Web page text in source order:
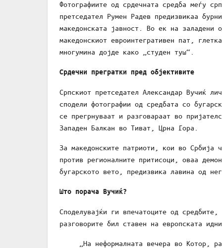
Фотографиите од срдечната средба меѓу
претседател Румен Радев предизвикаа
македонската јавност. Во ек на заладени
македонскиот евроинтегративен пат,
многумина дојде како „студен туш“.
Срдечни прегратки пред објективите
Српскиот претседател Александар Вучиќ
сподели фотографии од средбата со
се прегрнуваат и разговараат во
Западен Балкан во Тиват, Црна Гора.
За македонските патриоти, кои во Србија
против регионалните притисоци, оваа
бугарското вето, предизвика лавина од
Што порача Вучиќ?
Споделувајќи ги впечатоците од
разговорите бил ставен на европската
„На неформалната вечера во Котор,